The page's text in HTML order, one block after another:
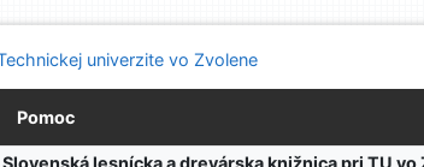
Pomoc
Slovenská lesnícka a drevárska knižnica pri TU